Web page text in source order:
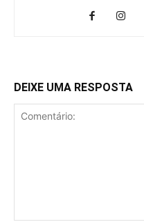
DEIXE UMA RESPOSTA